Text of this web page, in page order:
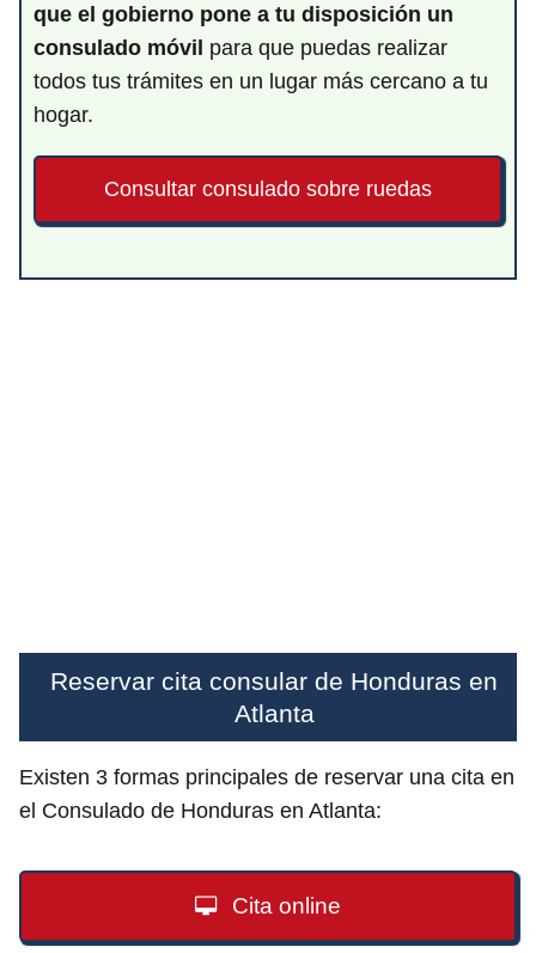
que el gobierno pone a tu disposición un
consulado móvil para que puedas realizar
todos tus trámites en un lugar más cercano a tu
hogar.
Consultar consulado sobre ruedas
Reservar cita consular de Honduras en
Atlanta
Existen 3 formas principales de reservar una cita en
el Consulado de Honduras en Atlanta:
Cita online